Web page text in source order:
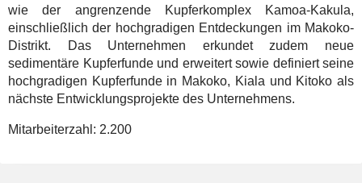
wie der angrenzende Kupferkomplex Kamoa-Kakula,
einschließlich der hochgradigen Entdeckungen im Makoko-
Distrikt. Das Unternehmen erkundet zudem neue
sedimentäre Kupferfunde und erweitert sowie definiert seine
hochgradigen Kupferfunde in Makoko, Kiala und Kitoko als
nächste Entwicklungsprojekte des Unternehmens.
Mitarbeiterzahl: 2.200